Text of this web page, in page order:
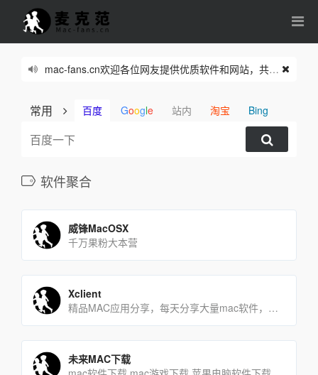
mac-fans.cn欢迎各位网友提供优质软件和网站，共同繁荣我们的网络家园。
常用 百度 Google 站内 淘宝 Bing
软件聚合
威锋MacOSX
千万果粉大本营
Xclient
精品MAC应用分享，每天分享大量mac软件，为您提供优质的mac软件,免费软件下载服务
未来MAC下载